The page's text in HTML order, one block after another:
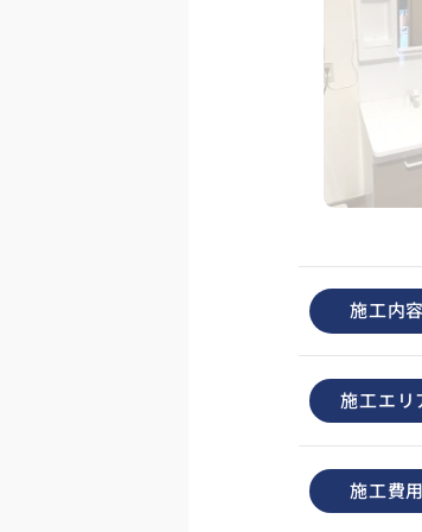
施工内容
施工エリ
施工費用